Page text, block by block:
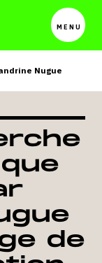
Menu
Nugue
de